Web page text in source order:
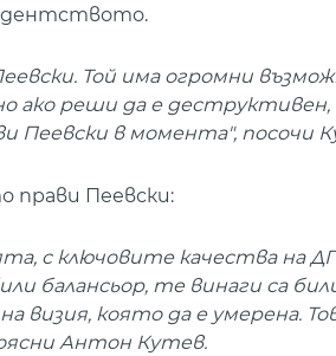
Той има огромни
ако реши да е
Пеевски в момента", посочи
прави Пеевски:
с ключовите качества на
балансьор, те винаги са
визия, която да е умерена.
Антон Кутев.